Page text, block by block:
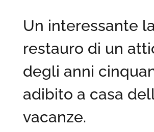
Un interessante
restauro di un
degli anni
adibito a casa
vacanze.